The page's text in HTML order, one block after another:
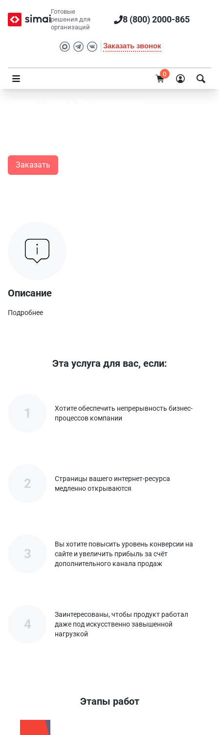
Готовые
решения для
организаций
8 (800) 2000-865
Заказать звонок
0
Заказать
Описание
Подробнее
Эта услуга для вас, если:
1
Хотите обеспечить непрерывность бизнес-
процессов компании
2
Страницы вашего интернет-ресурса
медленно открываются
3
Вы хотите повысить уровень конверсии на
сайте и увеличить прибыль за счёт
дополнительного канала продаж
4
Заинтересованы, чтобы продукт работал
даже под искусственно завышенной
нагрузкой
Этапы работ